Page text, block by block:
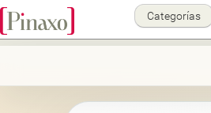
Categorías